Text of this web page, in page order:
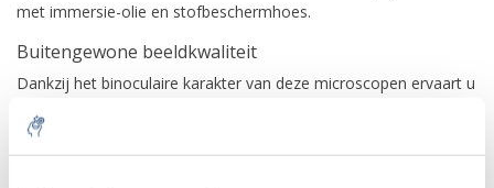
met immersie-olie en stofbeschermhoes.
Buitengewone beeldkwaliteit
Dankzij het binoculaire karakter van deze microscopen ervaart u
preparaat onder uw lens. Bovendien bieden binoculaire
microscopen extra gebruikscomfort wanneer u langere tijd